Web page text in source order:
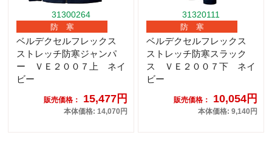
31300264
防 寒
ベルデクセルフレックス
ストレッチ防寒ジャンパ
ー ＶＥ２００７上 ネイ
ビー
販売価格： 15,477円
本体価格: 14,070円
31320111
防 寒
ベルデクセルフレックス
ストレッチ防寒スラック
ス ＶＥ２００７下 ネイ
ビー
販売価格： 10,054円
本体価格: 9,140円